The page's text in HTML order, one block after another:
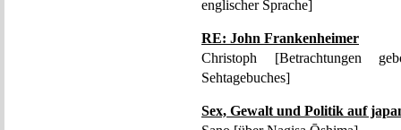
englischer Sprache]
RE: John Frankenheimer
Christoph [Betrachtungen
Sehtagebuches]
Sex, Gewalt und Politik auf